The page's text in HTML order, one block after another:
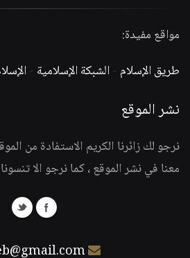
مواقع مفيدة:
طريق الإسلام -الشبكة الإسلامية -
نشر الموقع
نرجو لك زائرنا الكريم الاستفادة من
معنا في نشر الموقع ، كما نرجو الا